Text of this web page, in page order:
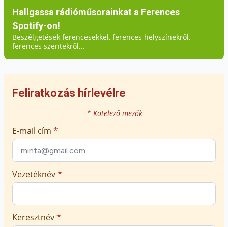
Hallgassa rádióműsorainkat a Ferences
Spotify-on!
Beszélgetések ferencesekkel, ferences helyszínekről,
ferences szentekről...
Feliratkozás hírlevélre
* Kötelező mezők
E-mail cím *
Vezetéknév*
Keresztnév*